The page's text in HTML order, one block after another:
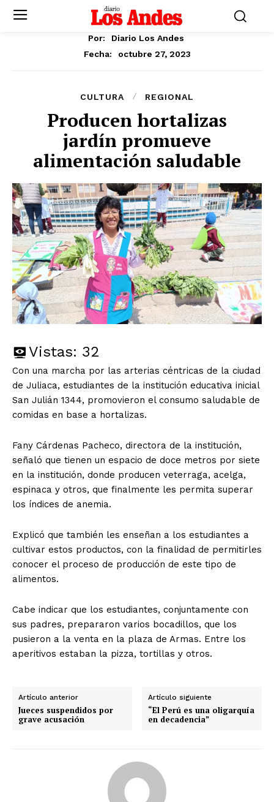
Por:
Diario Los Andes
Fecha:
octubre 27, 2023
CULTURA REGIONAL
Producen hortalizas
jardín promueve
alimentación saludable
Vistas: 32
Con una marcha por las arterias céntricas de la ciudad
de Juliaca, estudiantes de la institución educativa inicial
San Julián 1344, promovieron el consumo saludable de
comidas en base a hortalizas.
Fany Cárdenas Pacheco, directora de la institución,
señaló que tienen un espacio de doce metros por siete
en la institución, donde producen veterraga, acelga,
espinaca y otros, que finalmente les permita superar
los índices de anemia.
Explicó que también les enseñan a los estudiantes a
cultivar estos productos, con la finalidad de permitirles
conocer el proceso de producción de este tipo de
alimentos.
Cabe indicar que los estudiantes, conjuntamente con
sus padres, prepararon varios bocadillos, que los
pusieron a la venta en la plaza de Armas. Entre los
aperitivos estaban la pizza, tortillas y otros.
Artículo anterior
Jueces suspendidos por
grave acusación
Artículo siguiente
“El Perú es una oligarquía
en decadencia”